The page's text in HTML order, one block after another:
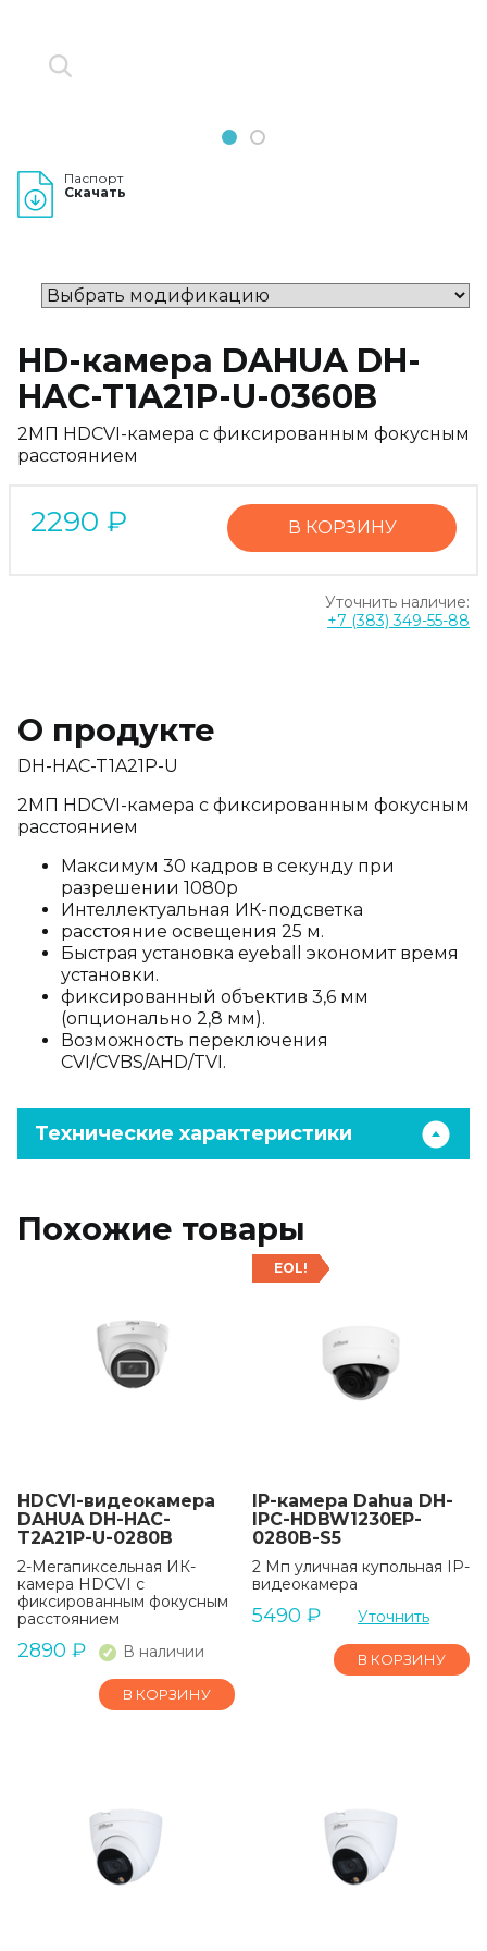
1 2
Паспорт
Скачать
HD-камера DAHUA DH-
HAC-T1A21P-U-0360B
2МП HDCVI-камера с фиксированным фокусным
расстоянием
2290 ₽ В КОРЗИНУ
Уточнить наличие:
+7 (383) 349-55-88
О продукте
DH-HAC-T1A21P-U
2МП HDCVI-камера с фиксированным фокусным
расстоянием
Максимум 30 кадров в секунду при
разрешении 1080p
Интеллектуальная ИК-подсветка
расстояние освещения 25 м.
Быстрая установка eyeball экономит время
установки.
фиксированный объектив 3,6 мм
(опционально 2,8 мм).
Возможность переключения
CVI/CVBS/AHD/TVI.
Технические характеристики
Похожие товары
HDCVI-видеокамера
DAHUA DH-HAC-
T2A21P-U-0280B
2-Мегапиксельная ИК-
камера HDCVI с
фиксированным фокусным
расстоянием
2890 ₽ В наличии
В КОРЗИНУ
EOL!
IP-камера Dahua DH-
IPC-HDBW1230EP-
0280B-S5
2 Mп yличнaя кyпoльнaя IP-
видeoкaмepa
5490 ₽ Уточнить
В КОРЗИНУ